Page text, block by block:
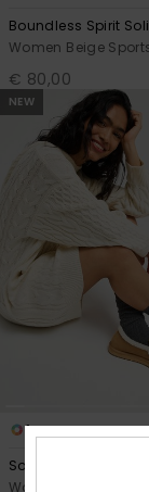
Boundless Spirit
Women Beige
€ 80,00
NEW
1
Solak
Women Beige